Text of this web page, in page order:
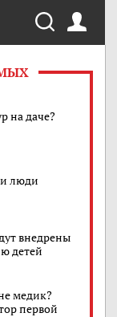
на даче?
и люди
внедрены
детей
медик?
первой